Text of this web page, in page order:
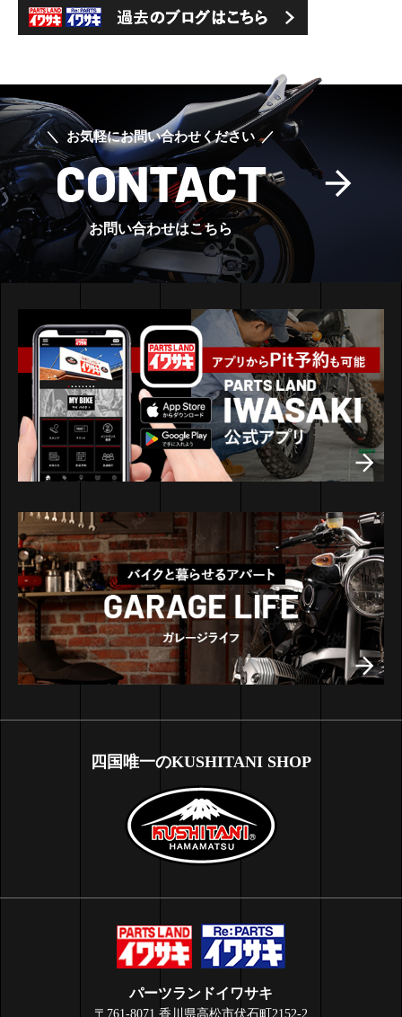
CONTACT
お気軽にお問い合わせください
お問い合わせはこちら
四国唯一のKUSHITANI SHOP
パーツランドイワサキ
〒761-8071 香川県高松市伏石町2152-2